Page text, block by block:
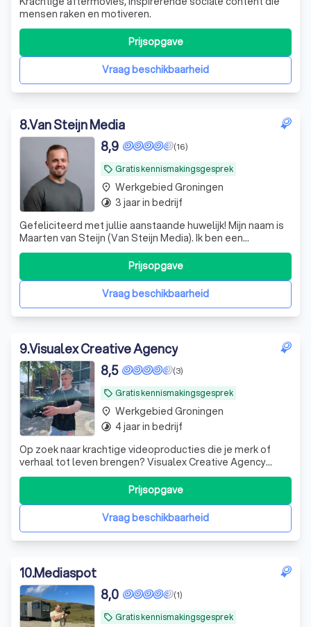
mensen raken en motiveren.
Vraag beschikbaarheid
Prijsopgave
8.Van Steijn Media
local_offer Gratis kennismakingsgesprek
(16)
8,9
Gefeliciteerd met jullie aanstaande huwelijk! Mijn naam is
Maarten van Steijn (Van Steijn Media). Ik ben een
gepassioneerde videograaf, gespecialiseerd in bruiloften.
Mijn stijl van films maken is met nadruk op audio en
beleving. Ik focus op spontane momenten, wat minder op
geregisseerde handelingeVraag beschikbaarheid
Prijsopgave
place Werkgebied Groningen
timelapse 3 jaar in bedrijf
9.Visualex Creative Agency
local_offer Gratis kennismakingsgesprek
(3)
8,5
Op zoek naar krachtige videoproducties die je merk of
verhaal tot leven brengen? Visualex Creative Agency
vertaalt jouw visie naar professionele, meeslepende
Vraag beschikbaarheid
Prijsopgave
place Werkgebied Groningen
timelapse 4 jaar in bedrijf
10.Mediaspot
local_offer Gratis kennismakingsgesprek
(1)
8,0